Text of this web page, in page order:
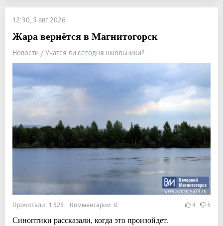
12:30, 5 авг 2026
Жара вернётся в Магнитогорск
Новости / Учатся ли сегодня школьники?
Прочитали: 1 525 Комментарии: 0 4 5
Синоптики рассказали, когда это произойдет.